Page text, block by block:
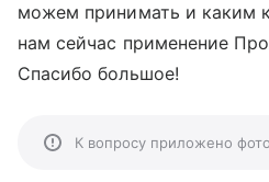
можем принимать и каким
нам сейчас применение
Спасибо большое!
К вопросу приложено фото